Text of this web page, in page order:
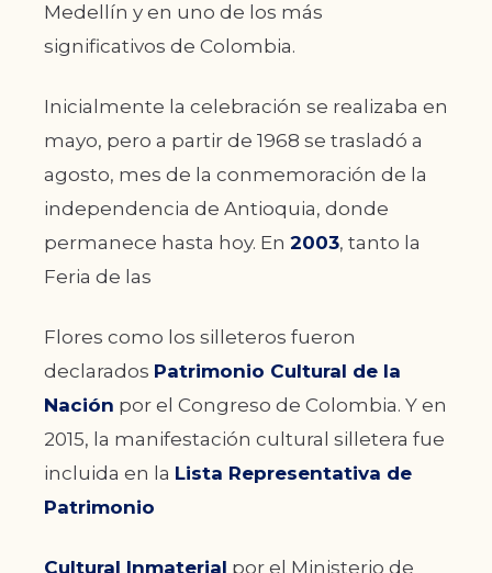
Medellín y en uno de los más
significativos de Colombia.
Inicialmente la celebración se realizaba en
mayo, pero a partir de 1968 se trasladó a
agosto, mes de la conmemoración de la
independencia de Antioquia, donde
permanece hasta hoy. En 2003, tanto la
Feria de las
Flores como los silleteros fueron
declarados Patrimonio Cultural de la
Nación por el Congreso de Colombia. Y en
2015, la manifestación cultural silletera fue
incluida en la Lista Representativa de
Patrimonio
Cultural Inmaterial por el Ministerio de